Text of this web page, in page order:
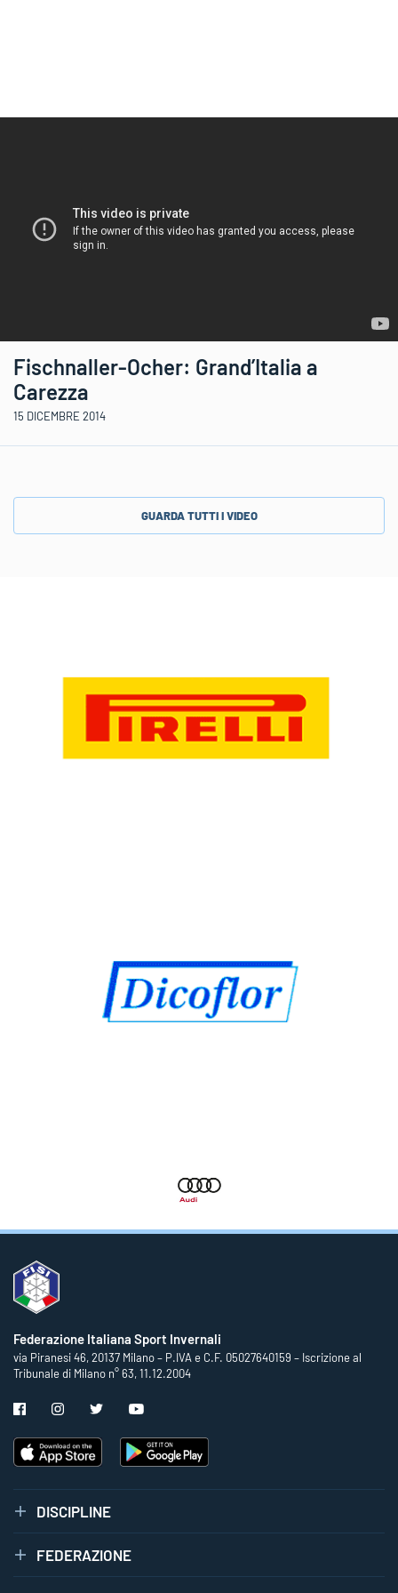
Fischnaller-Ocher: Grand’Italia a
Carezza
15 DICEMBRE 2014
GUARDA TUTTI I VIDEO
Federazione Italiana Sport Invernali
via Piranesi 46, 20137 Milano – P.IVA e C.F. 05027640159 – Iscrizione al
Tribunale di Milano n° 63, 11.12.2004
DISCIPLINE
FEDERAZIONE